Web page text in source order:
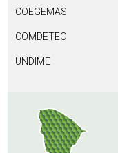
COEGEMAS
COMDETEC
UNDIME